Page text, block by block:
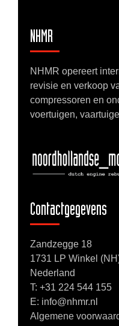
NHMR
NHMR opereert
revisie en verkoop
compressoren en
voertuigen,
Contactgegevens
Zandzegge 18
1731 LP Winkel
Nederland
T: +31 224 544 155
E: info@nhmr.nl
Algemene